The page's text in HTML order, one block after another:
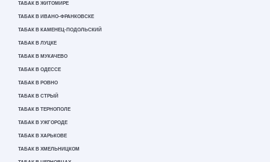
ТАБАК В ЖИТОМИРЕ
ТАБАК В ИВАНО-ФРАНКОВСКЕ
ТАБАК В КАМЕНЕЦ-ПОДОЛЬСКИЙ
ТАБАК В ЛУЦКЕ
ТАБАК В МУКАЧЕВО
ТАБАК В ОДЕССЕ
ТАБАК В РОВНО
ТАБАК В СТРЫЙ
ТАБАК В ТЕРНОПОЛЕ
ТАБАК В УЖГОРОДЕ
ТАБАК В ХАРЬКОВЕ
ТАБАК В ХМЕЛЬНИЦКОМ